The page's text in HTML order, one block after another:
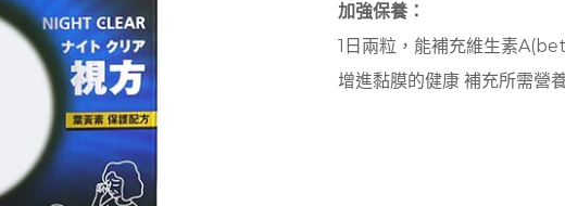
加強保養：
1日兩粒，能補充維生素
增進黏膜的健康 補充所需營